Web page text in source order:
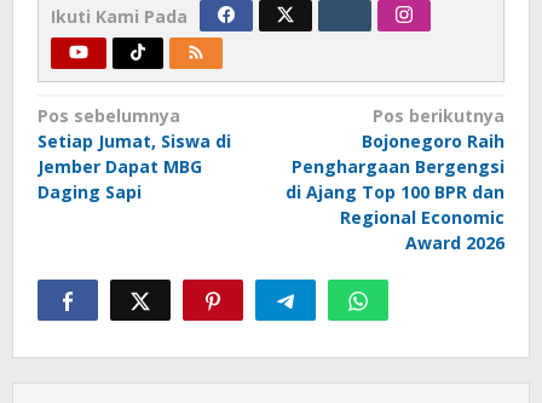
Ikuti Kami Pada
Navigasi
pos
Pos sebelumnya
Setiap Jumat, Siswa di
Jember Dapat MBG
Daging Sapi
Pos berikutnya
Bojonegoro Raih
Penghargaan Bergengsi
di Ajang Top 100 BPR dan
Regional Economic
Award 2026